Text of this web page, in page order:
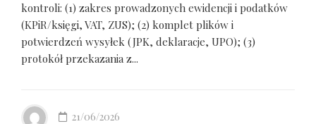
kontroli: (1) zakres prowadzonych ewidencji i podatków
(KPiR/księgi, VAT, ZUS); (2) komplet plików i
potwierdzeń wysyłek (JPK, deklaracje, UPO); (3)
protokół przekazania z...
21/06/2026